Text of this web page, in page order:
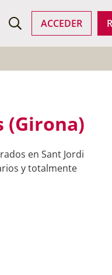
ACCEDER
(Girona)
en Sant Jordi
y totalmente